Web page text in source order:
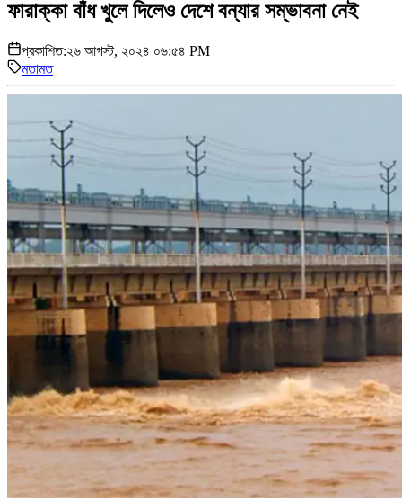
ফারাক্কা বাঁধ খুলে দিলেও দেশে বন্যার সম্ভাবনা নেই
প্রকাশিত:২৬ আগস্ট, ২০২৪ ০৬:৫৪ PM
মতামত